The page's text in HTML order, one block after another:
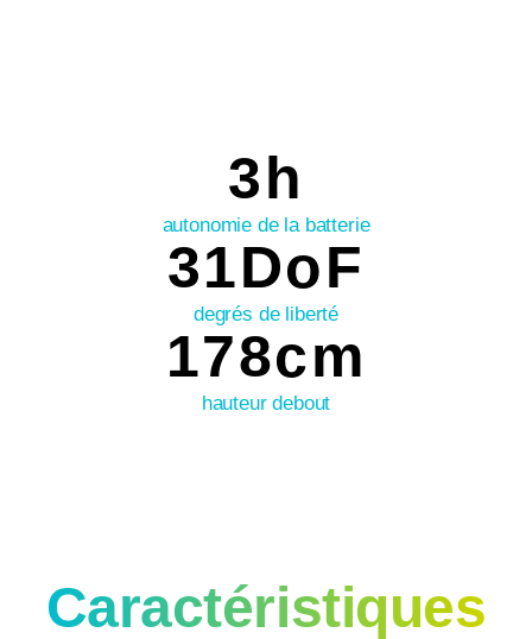
3h
autonomie de la batterie
31DoF
degrés de liberté
178cm
hauteur debout
Caractéristiques